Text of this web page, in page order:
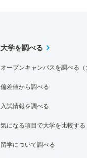
大学を調べる
オープンキャンパスを調べる（
偏差値から調べる
入試情報を調べる
気になる項目で大学を比較する
留学について調べる